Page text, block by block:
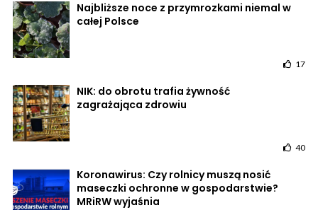
Najbliższe noce z przymrozkami niemal w
całej Polsce
17
NIK: do obrotu trafia żywność
zagrażająca zdrowiu
40
Koronawirus: Czy rolnicy muszą nosić
maseczki ochronne w gospodarstwie?
MRiRW wyjaśnia